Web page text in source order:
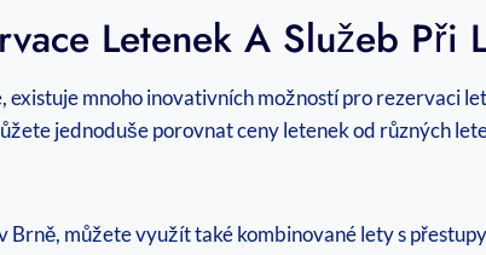
Letenek A Služeb Při
mnoho inovativních možností pro rezervaci
jednoduše porovnat ceny letenek od různých
můžete využít také kombinované lety s